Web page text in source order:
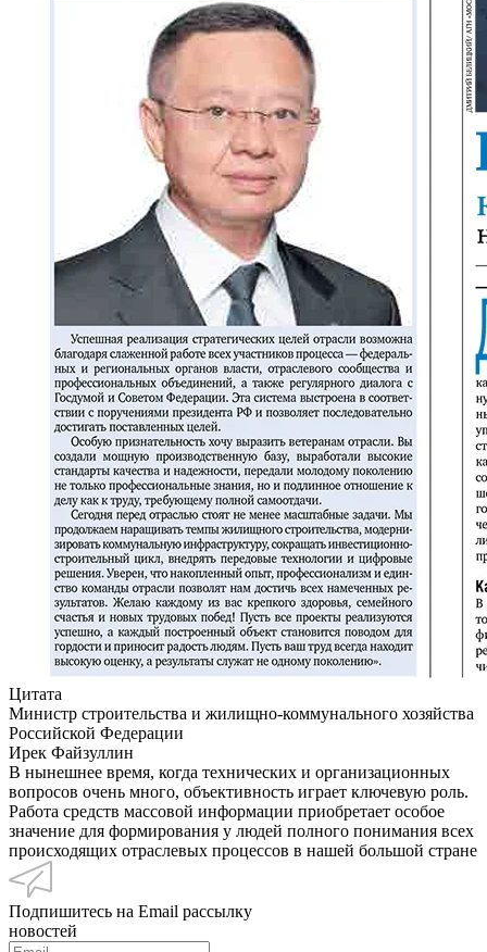
Цитата
Министр строительства и жилищно-коммунального хозяйства
Российской Федерации
Ирек Файзуллин
В нынешнее время, когда технических и организационных
вопросов очень много, объективность играет ключевую роль.
Работа средств массовой информации приобретает особое
значение для формирования у людей полного понимания всех
происходящих отраслевых процессов в нашей большой стране
Подпишитесь на Email рассылку
новостей